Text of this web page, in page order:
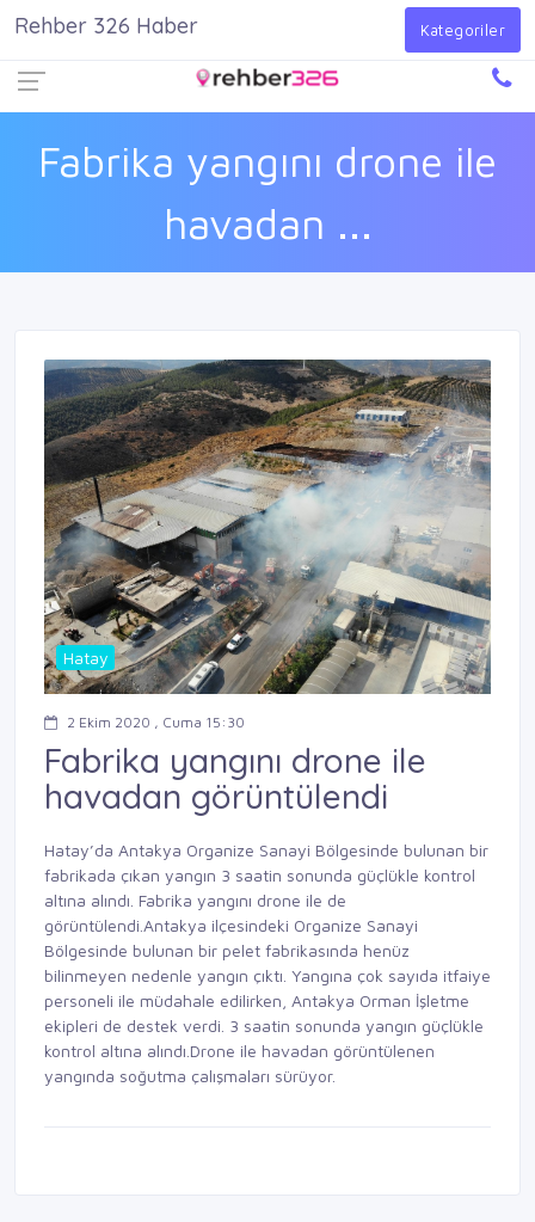
Giriş Yap
Fabrika yangını drone ile
havadan ...
Rehber 326 Haber Kategoriler
Hatay
2 Ekim 2020 , Cuma 15:30
Fabrika yangını drone ile
havadan görüntülendi
Hatay’da Antakya Organize Sanayi Bölgesinde bulunan bir
fabrikada çıkan yangın 3 saatin sonunda güçlükle kontrol
altına alındı. Fabrika yangını drone ile de
görüntülendi.Antakya ilçesindeki Organize Sanayi
Bölgesinde bulunan bir pelet fabrikasında henüz
bilinmeyen nedenle yangın çıktı. Yangına çok sayıda itfaiye
personeli ile müdahale edilirken, Antakya Orman İşletme
ekipleri de destek verdi. 3 saatin sonunda yangın güçlükle
kontrol altına alındı.Drone ile havadan görüntülenen
yangında soğutma çalışmaları sürüyor.